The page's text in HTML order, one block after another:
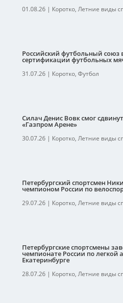
01.08.26| Коротко, Летние виды
Российский футбольный союз
сертификации футбольных
31.07.26| Коротко, Футбол
Силач Денис Вовк смог
«Газпром Арене»
30.07.26| Коротко, Летние виды
Петербургский спортсмен
чемпионом России по
29.07.26| Коротко, Летние виды
Петербургские спортсмены
чемпионате России по легкой
Екатеринбурге
28.07.26| Коротко, Летние виды